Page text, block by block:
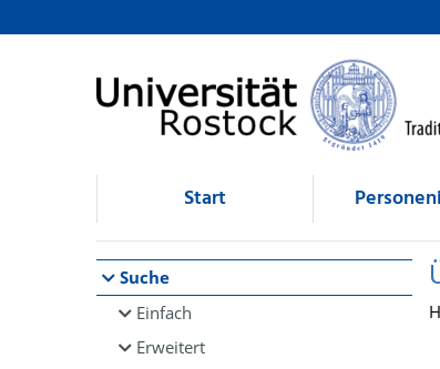
Browsen
direkt zum Inhalt
Start
Suche
Einfach
Erweitert